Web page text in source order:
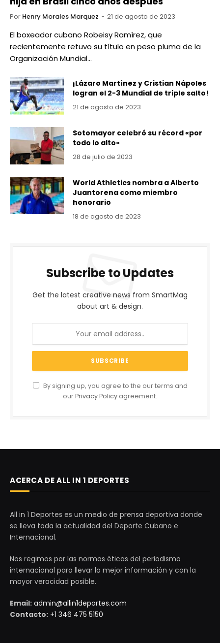
Por Henry Morales Marquez 21 de agosto de 2023
El boxeador cubano Robeisy Ramírez, que
recientemente retuvo su título en peso pluma de la
Organización Mundial…
¡Lázaro Martínez y Cristian Nápoles
logran el 2-3 Mundial de triple salto!
21 de agosto de 2023
Sotomayor celebró su récord «por
todo lo alto»
28 de julio de 2023
World Athletics nombra a Alberto
Juantorena como miembro
honorario
18 de agosto de 2023
Subscribe to Updates
Get the latest creative news from SmartMag
about art & design.
By signing up, you agree to the our terms and
ourPrivacy Policy agreement.
ACERCA DE ALL IN 1 DEPORTES
All in 1 Deportes es un medio de prensa deportiva donde
se lleva toda la actualidad del Deporte Cubano e
Internacional.
Nos regimos por las normas éticas del periodismo
internacional para llevar la mejor información y con la
mayor veracidad posible.
Email: admin@allin1deportes.com
Contacto: +1 346 475 5150